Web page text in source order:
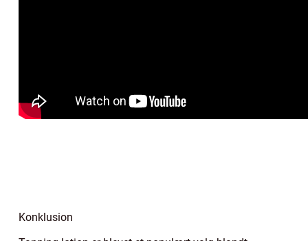
Konklusion